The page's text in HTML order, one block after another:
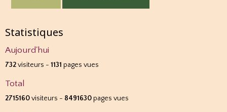
Statistiques
Aujourd'hui
732visiteurs - 1131 pages vues
Total
2715160visiteurs - 8491630pages vues